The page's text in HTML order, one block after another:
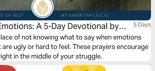
A 5-Day Devotional by
5 Days
of not knowing what to say when emotions
ugly or hard to feel. These prayers encourage
in the middle of your struggle.